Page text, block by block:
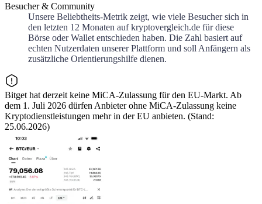
Besucher & Community
Unsere Beliebtheits-Metrik zeigt, wie viele Besucher sich in
den letzten 12 Monaten auf kryptovergleich.de für diese
Börse oder Wallet entschieden haben. Die Zahl basiert auf
echten Nutzerdaten unserer Plattform und soll Anfängern als
zusätzliche Orientierungshilfe dienen.
Bitget hat derzeit keine MiCA-Zulassung für den EU-Markt. Ab
dem 1. Juli 2026 dürfen Anbieter ohne MiCA-Zulassung keine
Kryptodienstleistungen mehr in der EU anbieten. (Stand:
25.06.2026)